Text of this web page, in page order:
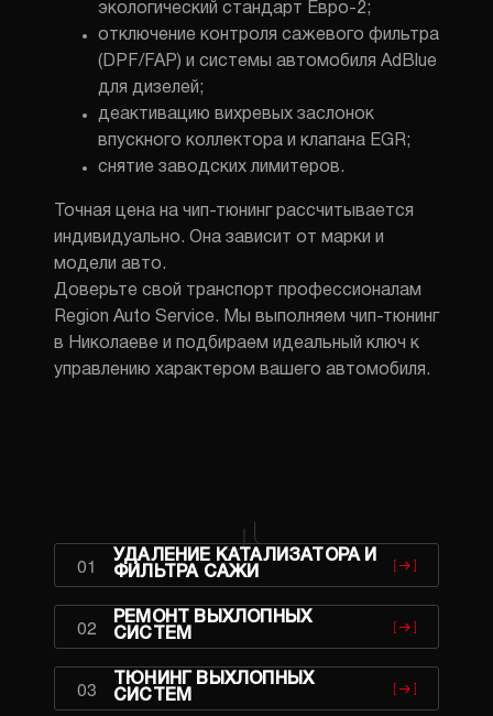
экологический стандарт Евро-2;
отключение контроля сажевого фильтра
(DPF/FAP) и системы автомобиля AdBlue
для дизелей;
деактивацию вихревых заслонок
впускного коллектора и клапана EGR;
снятие заводских лимитеров.
Точная цена на чип-тюнинг рассчитывается
индивидуально. Она зависит от марки и
модели авто.
Доверьте свой транспорт профессионалам
Region Auto Service. Мы выполняем чип-тюнинг
в Николаеве и подбираем идеальный ключ к
управлению характером вашего автомобиля.
01
УДАЛЕНИЕ КАТАЛИЗАТОРА И
ФИЛЬТРА САЖИ
02
РЕМОНТ ВЫХЛОПНЫХ
СИСТЕМ
03
ТЮНИНГ ВЫХЛОПНЫХ
СИСТЕМ